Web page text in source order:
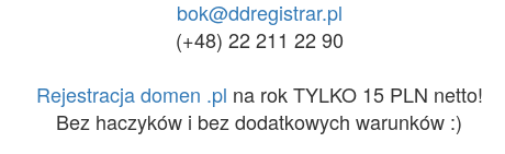
bok@ddregistrar.pl
(+48) 22 211 22 90
Rejestracja domen .pl na rok TYLKO 15 PLN netto!
Bez haczyków i bez dodatkowych warunków :)